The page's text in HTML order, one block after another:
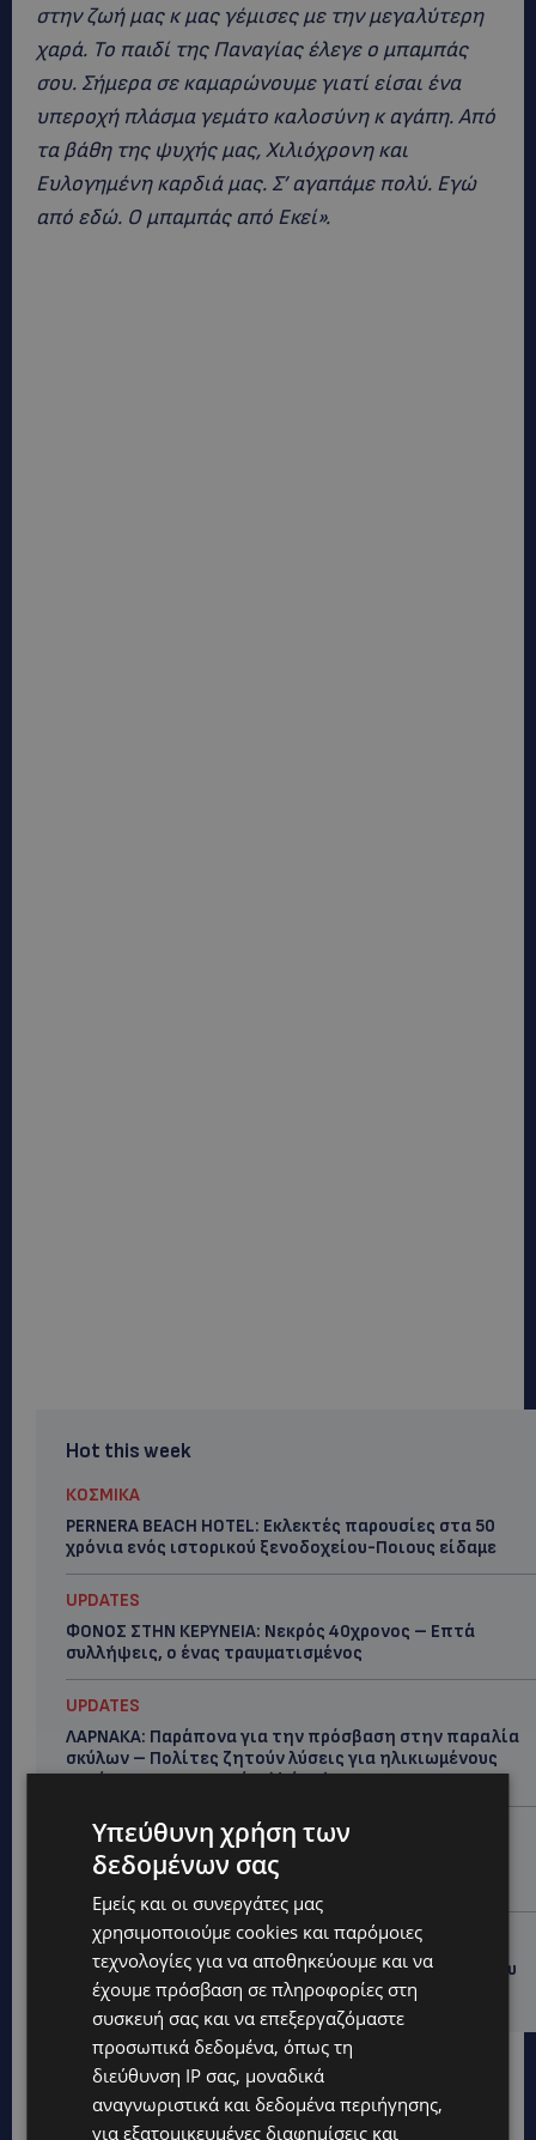
στην ζωή μας κ μας γέμισες με την μεγαλύτερη
χαρά. Το παιδί της Παναγίας έλεγε ο μπαμπάς
σου. Σήμερα σε καμαρώνουμε γιατί είσαι ένα
υπεροχή πλάσμα γεμάτο καλοσύνη κ αγάπη. Από
τα βάθη της ψυχής μας, Χιλιόχρονη και
Ευλογημένη καρδιά μας. Σ’ αγαπάμε πολύ. Εγώ
από εδώ. Ο μπαμπάς από Εκεί».
Hot this week
ΚΟΣΜΙΚΑ
PERNERA BEACH HOTEL: Εκλεκτές παρουσίες στα 50
χρόνια ενός ιστορικού ξενοδοχείου-Ποιους είδαμε
UPDATES
ΦΟΝΟΣ ΣΤΗΝ ΚΕΡΥΝΕΙΑ: Νεκρός 40χρονος – Επτά
συλλήψεις, ο ένας τραυματισμένος
UPDATES
ΛΑΡΝΑΚΑ: Παράπονα για την πρόσβαση στην παραλία
σκύλων – Πολίτες ζητούν λύσεις για ηλικιωμένους
και άτομα με αναπηρία-(Φώτο)
VIBE NEWS
Διεθνώς αναγνωρισμένα κρασιά στην κορυφαία
σχέση ποιότητας-τιμής από τη Lidl Κύπρου
UPDATES
Ξεκίνησε η αντικατάσταση 100 χιλιομέτρων δικτύου
ύδρευσης στο κέντρο της Λεμεσού
Υπεύθυνη χρήση των
δεδομένων σας
Εμείς και οι συνεργάτες μας
χρησιμοποιούμε cookies και παρόμοιες
τεχνολογίες για να αποθηκεύουμε και να
έχουμε πρόσβαση σε πληροφορίες στη
συσκευή σας και να επεξεργαζόμαστε
προσωπικά δεδομένα, όπως τη
διεύθυνση IP σας, μοναδικά
αναγνωριστικά και δεδομένα περιήγησης,
για εξατομικευμένες διαφημίσεις και